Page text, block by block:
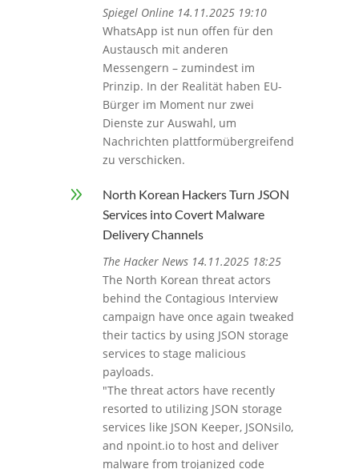
Spiegel Online 14.11.2025 19:10
WhatsApp ist nun offen für den
Austausch mit anderen
Messengern – zumindest im
Prinzip. In der Realität haben EU-
Bürger im Moment nur zwei
Dienste zur Auswahl, um
Nachrichten plattformübergreifend
zu verschicken.
9
North Korean Hackers Turn JSON
Services into Covert Malware
Delivery Channels
The Hacker News 14.11.2025 18:25
The North Korean threat actors
behind the Contagious Interview
campaign have once again tweaked
their tactics by using JSON storage
services to stage malicious
payloads.
"The threat actors have recently
resorted to utilizing JSON storage
services like JSON Keeper, JSONsilo,
and npoint.io to host and deliver
malware from trojanized code